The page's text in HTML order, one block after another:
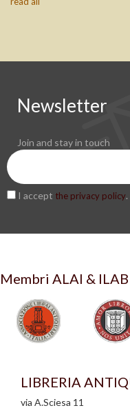
Newsletter
Join and stay in touch
I accept the privacy policy.
Membri ALAI & ILAB
LIBRERIA
via A.Sciesa 11